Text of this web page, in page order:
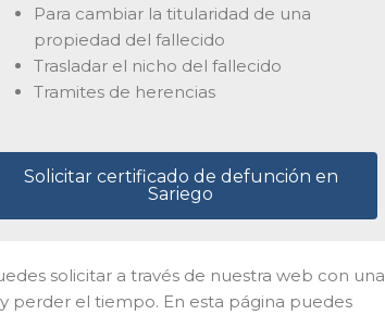
Para cambiar la titularidad de una
propiedad del fallecido
Trasladar el nicho del fallecido
Tramites de herencias
Solicitar certificado de defunción en
Sariego
solicitar a través de nuestra web con una
perder el tiempo. En esta página puedes